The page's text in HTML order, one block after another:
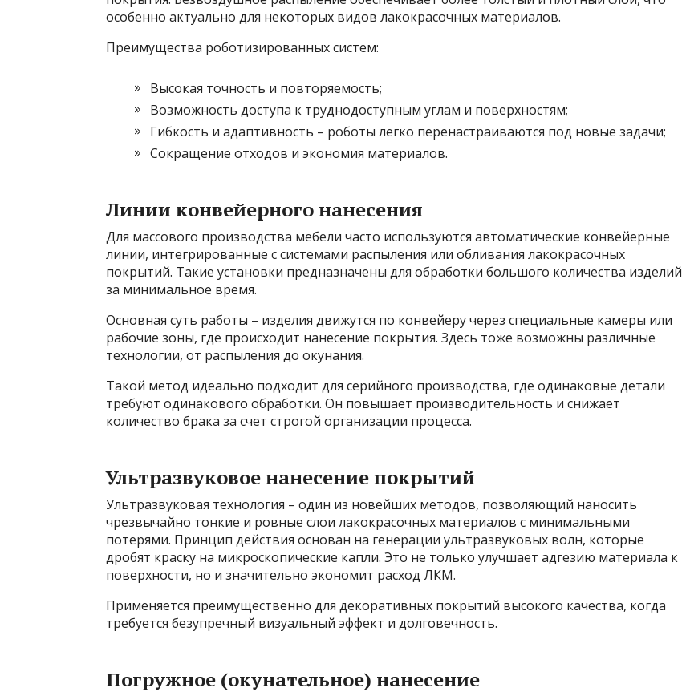
особенно актуально для некоторых видов лакокрасочных материалов.
Преимущества роботизированных систем:
Высокая точность и повторяемость;
Возможность доступа к труднодоступным углам и поверхностям;
Гибкость и адаптивность – роботы легко перенастраиваются под новые задачи;
Сокращение отходов и экономия материалов.
Линии конвейерного нанесения
Для массового производства мебели часто используются автоматические конвейерные
линии, интегрированные с системами распыления или обливания лакокрасочных
покрытий. Такие установки предназначены для обработки большого количества изделий
за минимальное время.
Основная суть работы – изделия движутся по конвейеру через специальные камеры или
рабочие зоны, где происходит нанесение покрытия. Здесь тоже возможны различные
технологии, от распыления до окунания.
Такой метод идеально подходит для серийного производства, где одинаковые детали
требуют одинакового обработки. Он повышает производительность и снижает
количество брака за счет строгой организации процесса.
Ультразвуковое нанесение покрытий
Ультразвуковая технология – один из новейших методов, позволяющий наносить
чрезвычайно тонкие и ровные слои лакокрасочных материалов с минимальными
потерями. Принцип действия основан на генерации ультразвуковых волн, которые
дробят краску на микроскопические капли. Это не только улучшает адгезию материала к
поверхности, но и значительно экономит расход ЛКМ.
Применяется преимущественно для декоративных покрытий высокого качества, когда
требуется безупречный визуальный эффект и долговечность.
Погружное (окунательное) нанесение